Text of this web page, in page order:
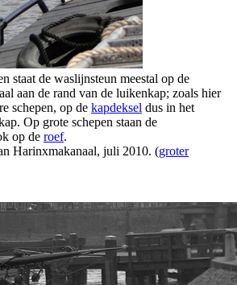
staat de waslijnsteun meestal op de
aan de rand van de luikenkap; zoals hier
schepen, op de kapdeksel dus in het
Op grote schepen staan de
op de roef.
Harinxmakanaal, juli 2010. (groter